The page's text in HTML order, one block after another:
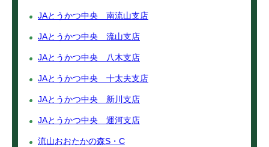
JAとうかつ中央 南流山支店
JAとうかつ中央 流山支店
JAとうかつ中央 八木支店
JAとうかつ中央 十太夫支店
JAとうかつ中央 新川支店
JAとうかつ中央 運河支店
流山おおたかの森S・C